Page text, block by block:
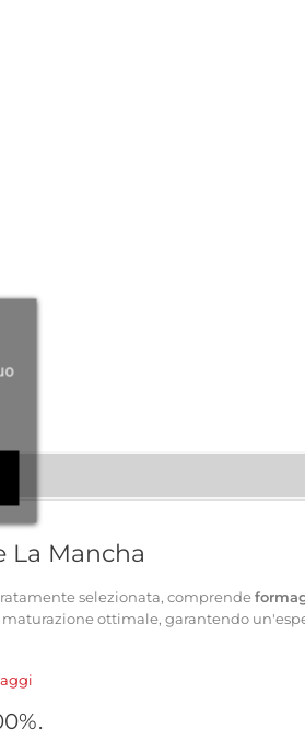
Mancha
selezionata, comprende
ottimale, garantendo